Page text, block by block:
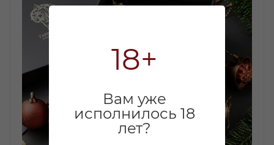
18+
Вам уже
исполнилось 18
лет?